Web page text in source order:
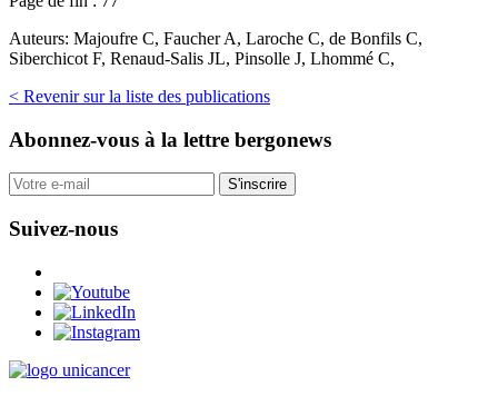
Auteurs: Majoufre C, Faucher A, Laroche C, de Bonfils C,
Siberchicot F, Renaud-Salis JL, Pinsolle J, Lhommé C,
< Revenir sur la liste des publications
Abonnez-vous à la lettre bergonews
S'inscrire
Suivez-nous